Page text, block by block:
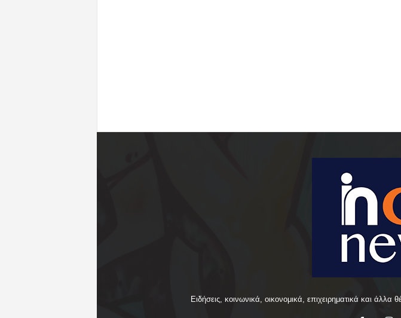
Ειδήσεις, κοινωνικά, οικονομικά, επιχειρηματικά και